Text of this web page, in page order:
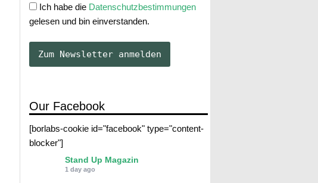
Ich habe die Datenschutzbestimmungen
gelesen und bin einverstanden.
Our Facebook
[borlabs-cookie id="facebook" type="content-
blocker"]
Stand Up Magazin
1 day ago